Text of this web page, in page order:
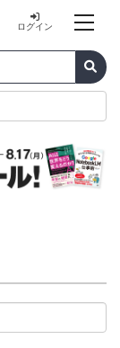
ログイン